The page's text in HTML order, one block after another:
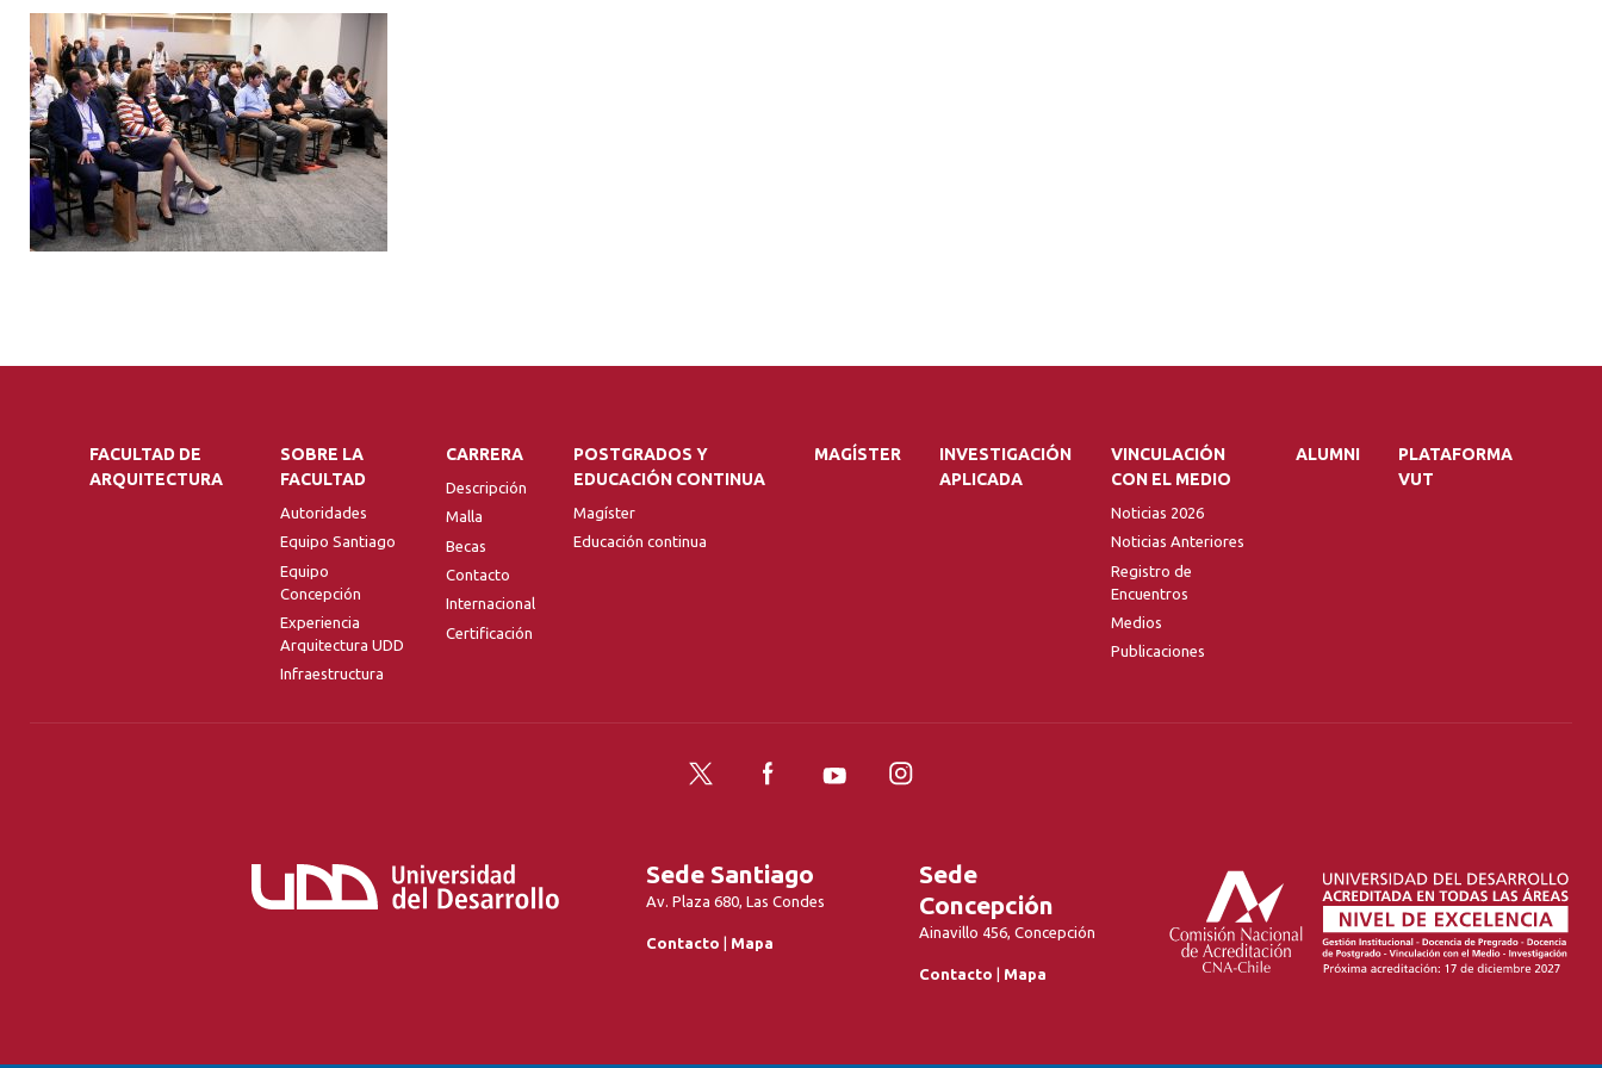
FACULTAD DE
ARQUITECTURA
SOBRE LA
FACULTAD
Autoridades
Equipo Santiago
Equipo
Concepción
Experiencia
Arquitectura UDD
Infraestructura
CARRERA
Descripción
Malla
Becas
Contacto
Internacional
Certificación
POSTGRADOS Y
EDUCACIÓN CONTINUA
Magíster
Educación continua
MAGÍSTER
INVESTIGACIÓN
APLICADA
VINCULACIÓN
CON EL MEDIO
Noticias 2026
Noticias Anteriores
Registro de
Encuentros
Medios
Publicaciones
ALUMNI
PLATAFORMA
VUT
Twitter FacebookYouTubeInstagram
Sede Santiago
Av. Plaza 680, Las Condes
Contacto | Mapa
Sede
Concepción
Ainavillo 456, Concepción
Contacto | Mapa